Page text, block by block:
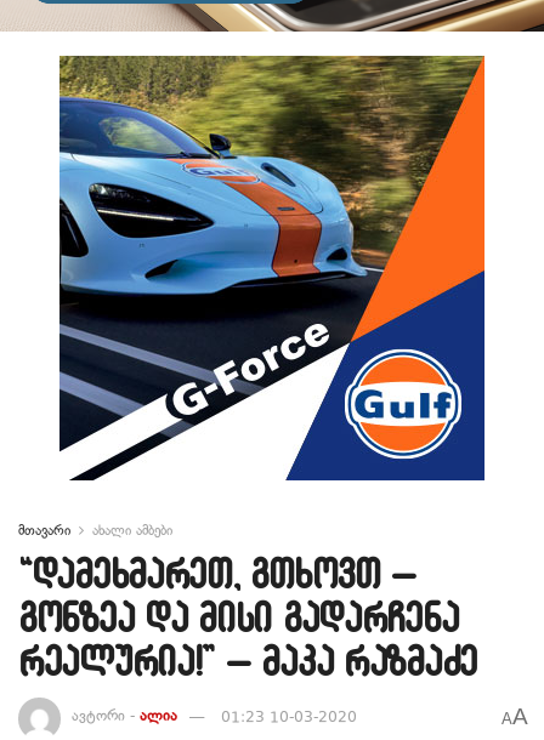
მთავარი ახალი ამბები
“დამეხმარეთ, გთხოვთ –
გონზეა და მისი გადარჩენა
რეალურია!” – მაკა რაზმაძე
ავტორი - ალია 01:23 10-03-2020 AA